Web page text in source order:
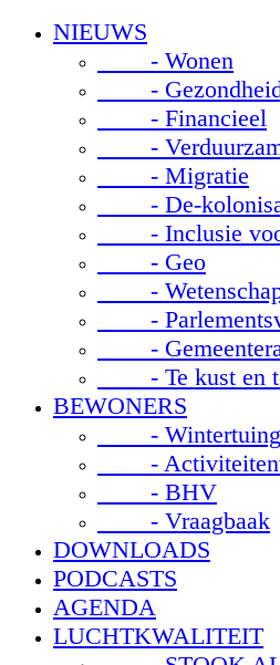
NIEUWS
- Wonen
- Gezondheid
- Financieel
-
- Migratie
- De-
- Inclusie
- Geo
- Wetenschap
-
-
- Te kust en
BEWONERS
-
-
- BHV
- Vraagbaak
DOWNLOADS
PODCASTS
AGENDA
LUCHTKWALITEIT